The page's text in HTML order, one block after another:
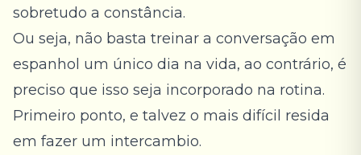
sobretudo a constância.
Ou seja, não basta treinar a conversação em
espanhol um único dia na vida, ao contrário, é
preciso que isso seja incorporado na rotina.
Primeiro ponto, e talvez o mais difícil resida
em fazer um intercambio.